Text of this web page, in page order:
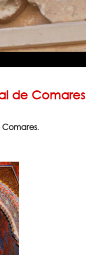
de Comares
Comares.